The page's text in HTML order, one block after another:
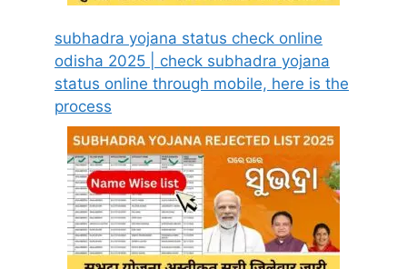
subhadra yojana status check online
odisha 2025 | check subhadra yojana
status online through mobile, here is the
process